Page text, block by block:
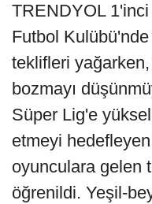
TRENDYOL
Futbol
teklifleri
bozmayı
Süper Lig'e
etmeyi hedefleyen
oyunculara gelen
öğrenildi. Yeşil-